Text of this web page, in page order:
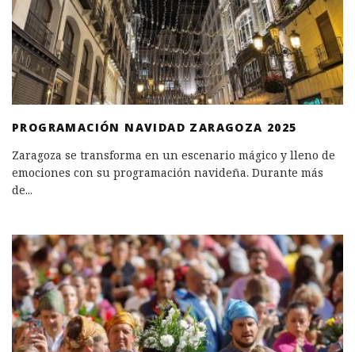
PROGRAMACIÓN NAVIDAD ZARAGOZA 2025
Zaragoza se transforma en un escenario mágico y lleno de
emociones con su programación navideña. Durante más
de...